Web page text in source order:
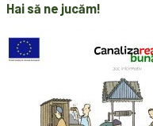
Hai să ne jucăm!